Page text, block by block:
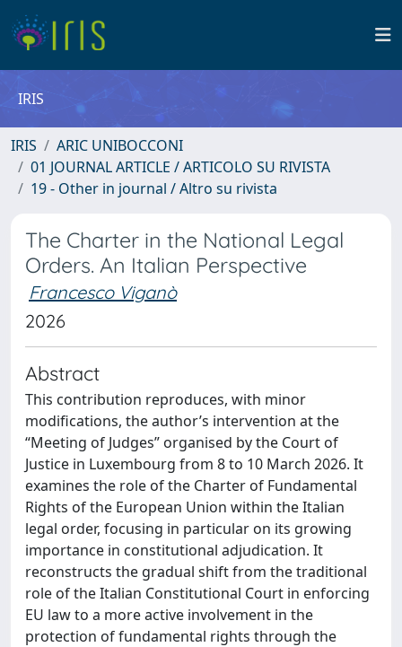
IRIS
IRIS
ARIC UNIBOCCONI
01 JOURNAL ARTICLE / ARTICOLO SU RIVISTA
19 - Other in journal / Altro su rivista
The Charter in the National Legal
Orders. An Italian Perspective
Francesco Viganò
2026
Abstract
This contribution reproduces, with minor
modifications, the author’s intervention at the
“Meeting of Judges” organised by the Court of
Justice in Luxembourg from 8 to 10 March 2026. It
examines the role of the Charter of Fundamental
Rights of the European Union within the Italian
legal order, focusing in particular on its growing
importance in constitutional adjudication. It
reconstructs the gradual shift from the traditional
role of the Italian Constitutional Court in enforcing
EU law to a more active involvement in the
protection of fundamental rights through the